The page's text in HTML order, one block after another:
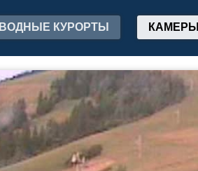
ВОДНЫЕ КУРОРТЫ КАМЕРЫ